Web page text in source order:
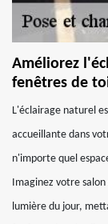
Améliorez
fenêtres de
L'éclairage naturel
accueillante dans
n'importe quel
Imaginez votre
lumière du jour,